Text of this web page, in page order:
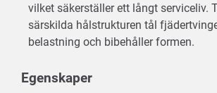
vilket säkerställer ett långt serviceliv.
särskilda hålstrukturen tål
belastning och bibehåller formen.
Egenskaper